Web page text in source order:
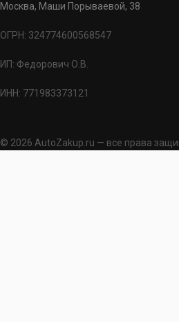
Москва, Маши Порываевой, 38
ОГРН: 324774600568547
ИП: Федорович О.В.
ИНН: 771983373121
© 2026 AutoZakup.ru — все права